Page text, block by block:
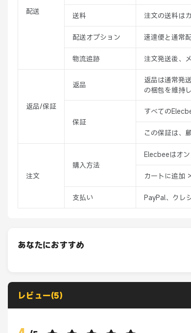
配送 送料 注文の送料は
配送オプション 速達便と通常
物流追跡 注文発送後、
返品/保証
返品
返品は通常発
の梱包を維持
保証
すべての
この保証は、
注文
購入方法
Elecbeeはオン
カートに追加
支払い PayPal、クレ
あなたにおすすめ
レビュー(5)